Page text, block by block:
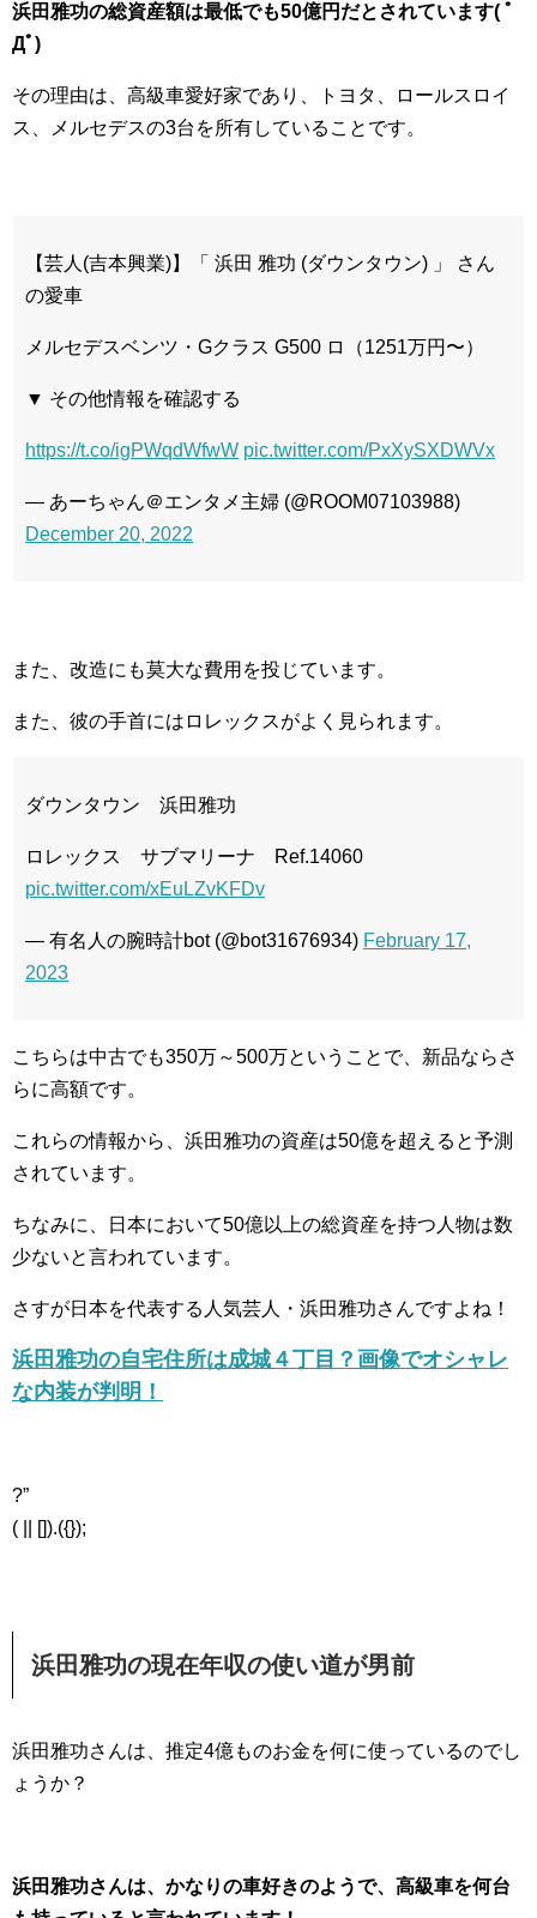
浜田雅功の総資産額は最低でも50億円だとされています( ﾟ
Дﾟ)
その理由は、高級車愛好家であり、トヨタ、ロールスロイ
ス、メルセデスの3台を所有していることです。
【芸人(吉本興業)】「 浜田 雅功 (ダウンタウン) 」 さん
の愛車
メルセデスベンツ・Gクラス G500 ロ（1251万円〜）
▼ その他情報を確認する
https://t.co/igPWqdWfwW pic.twitter.com/PxXySXDWVx
— あーちゃん＠エンタメ主婦 (@ROOM07103988)
December 20, 2022
また、改造にも莫大な費用を投じています。
また、彼の手首にはロレックスがよく見られます。
ダウンタウン 浜田雅功
ロレックス サブマリーナ Ref.14060
pic.twitter.com/xEuLZvKFDv
— 有名人の腕時計bot (@bot31676934) February 17,
2023
こちらは中古でも350万～500万ということで、新品ならさ
らに高額です。
これらの情報から、浜田雅功の資産は50億を超えると予測
されています。
ちなみに、日本において50億以上の総資産を持つ人物は数
少ないと言われています。
さすが日本を代表する人気芸人・浜田雅功さんですよね！
浜田雅功の自宅住所は成城４丁目？画像でオシャレ
な内装が判明！
?”
( || []).({});
浜田雅功の現在年収の使い道が男前
浜田雅功さんは、推定4億ものお金を何に使っているのでし
ょうか？
浜田雅功さんは、かなりの車好きのようで、高級車を何台